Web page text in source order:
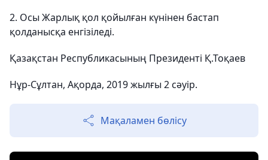
2. Осы Жарлық қол қойылған күнінен бастап
қолданысқа енгізіледі.
Қазақстан Республикасының Президенті Қ.Тоқаев
Нұр-Сұлтан, Ақорда, 2019 жылғы 2 сәуір.
Мақаламен бөлісу